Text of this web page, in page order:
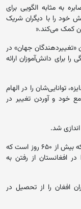
به مثابه الگویی برای
خود را با دیگران شریک
کمک می‌کند.«
«تغییردهندگان جهان» در
برای دانش‌آموزان ارائه
توانایی‌شان را در الهام
خود و آوردن تغییر در
در حالی این جایزه به دو جوان افغانستانی می‌رسد که بیش از ۶۵۰ روز است که
افغانستان از رفتن به
افغان را از تحصیل در